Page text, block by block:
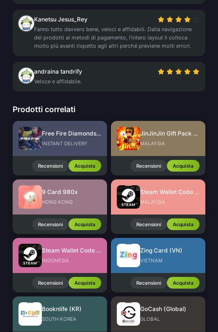
Kanetsu Jesus_Rey
Fanno tutto davvero bene, veloci e affidabili. Dalla navigazione
dei prodotti ai metodi di pagamento, l'intero layout li colloca
molto più avanti rispetto agli altri perché previene molti errori.
andraina tandrify
Veloce e affidabile.
Prodotti correlati
Free Fire Diamonds EU + TR
INSTANT DELIVERY
Recensioni Acquista
JinJinJin Gift Pack Redeem Code
MALAYSIA
Recensioni Acquista
9 Card 980x
HONG KONG
Recensioni Acquista
Steam Wallet Code (MYR)
MALAYSIA
Recensioni Acquista
Steam Wallet Code (IDR)
INDONESIA
Recensioni Acquista
Zing Card (VN)
VIETNAM
Recensioni Acquista
Booknlife (KR)
SOUTH KOREA
GoCash (Global)
GLOBAL